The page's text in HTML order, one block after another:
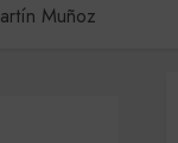
Muñoz